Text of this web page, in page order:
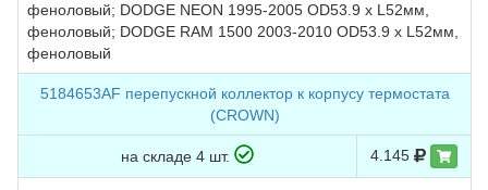
феноловый; DODGE NEON 1995-2005 OD53.9 х L52мм,
феноловый; DODGE RAM 1500 2003-2010 OD53.9 х L52мм,
феноловый
5184653AF перепускной коллектор к корпусу термостата
(CROWN)
на складе 4 шт. 4.145